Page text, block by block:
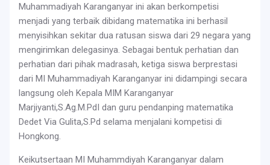
Muhammadiyah Karanganyar ini akan berkompetisi
menjadi yang terbaik dibidang matematika ini berhasil
menyisihkan sekitar dua ratusan siswa dari 29 negara yang
mengirimkan delegasinya. Sebagai bentuk perhatian dan
perhatian dari pihak madrasah, ketiga siswa berprestasi
dari MI Muhammadiyah Karanganyar ini didampingi secara
langsung oleh Kepala MIM Karanganyar
Marjiyanti,S.Ag.M.PdI dan guru pendanping matematika
Dedet Via Gulita,S.Pd selama menjalani kompetisi di
Hongkong.
Keikutsertaan MI Muhammdiyah Karanganyar dalam